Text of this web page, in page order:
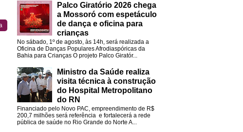
Palco Giratório 2026 chega
a Mossoró com espetáculo
de dança e oficina para
crianças
No sábado, 1º de agosto, às 14h, será realizada a
Oficina de Danças Populares Afrodiaspóricas da
Bahia para Crianças O projeto Palco Giratór...
Ministro da Saúde realiza
visita técnica à construção
do Hospital Metropolitano
do RN
Financiado pelo Novo PAC, empreendimento de R$
200,7 milhões será referência e fortalecerá a rede
pública de saúde no Rio Grande do Norte A...